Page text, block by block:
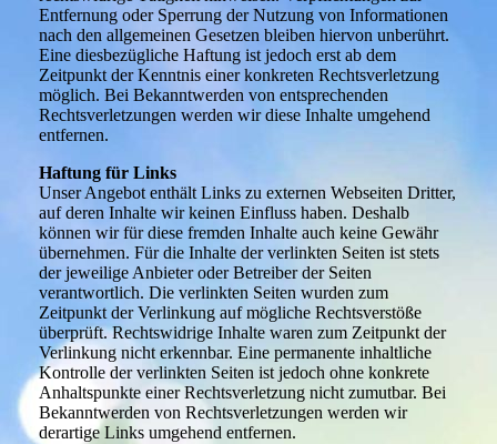
Entfernung oder Sperrung der Nutzung von Informationen
nach den allgemeinen Gesetzen bleiben hiervon unberührt.
Eine diesbezügliche Haftung ist jedoch erst ab dem
Zeitpunkt der Kenntnis einer konkreten Rechtsverletzung
möglich. Bei Bekanntwerden von entsprechenden
Rechtsverletzungen werden wir diese Inhalte umgehend
entfernen.
Haftung für Links
Unser Angebot enthält Links zu externen Webseiten Dritter,
auf deren Inhalte wir keinen Einfluss haben. Deshalb
können wir für diese fremden Inhalte auch keine Gewähr
übernehmen. Für die Inhalte der verlinkten Seiten ist stets
der jeweilige Anbieter oder Betreiber der Seiten
verantwortlich. Die verlinkten Seiten wurden zum
Zeitpunkt der Verlinkung auf mögliche Rechtsverstöße
überprüft. Rechtswidrige Inhalte waren zum Zeitpunkt der
Verlinkung nicht erkennbar. Eine permanente inhaltliche
Kontrolle der verlinkten Seiten ist jedoch ohne konkrete
Anhaltspunkte einer Rechtsverletzung nicht zumutbar. Bei
Bekanntwerden von Rechtsverletzungen werden wir
derartige Links umgehend entfernen.